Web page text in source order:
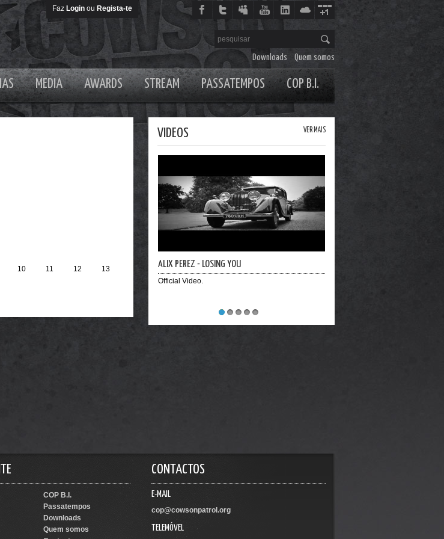
Faz Login ou Regista-te
Downloads Quem somos
MEDIA AWARDS STREAM PASSATEMPOS COP B.I.
10 11 12
13
VIDEOS VER MAIS
ALIX PEREZ - LOSING YOU
Official Video.
COP B.I.
Passatempos
Downloads
Quem somos
CONTACTOS
E-MAIL
cop@cowsonpatrol.org
TELEMÓVEL